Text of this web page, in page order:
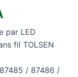
par LED
fil TOLSEN
/ 87486 /